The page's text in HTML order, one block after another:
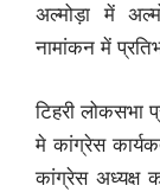
अल्मोड़ा में
नामांकन में
टिहरी लोकसभा
मे कांग्रेस
कांग्रेस अध्यक्ष